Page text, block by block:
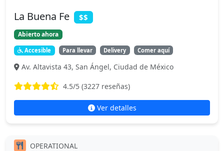
La Buena Fe $$
Abierto ahora
Accesible Para llevar Delivery Comer aquí
Av. Altavista 43, San Ángel, Ciudad de México
4.5/5 (3227 reseñas)
Ver detalles
OPERATIONAL